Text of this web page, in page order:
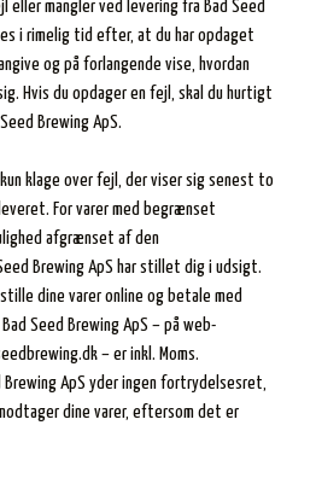
eller mangler ved levering fra Bad Seed
i rimelig tid efter, at du har opdaget
og på forlangende vise, hvordan
Hvis du opdager en fejl, skal du hurtigt
Brewing ApS.
kun klage over fejl, der viser sig senest to
For varer med begrænset
afgrænset af den
Brewing ApS har stillet dig i udsigt.
dine varer online og betale med
Seed Brewing ApS – på web-
– er inkl. Moms.
ApS yder ingen fortrydelsesret,
dine varer, eftersom det er